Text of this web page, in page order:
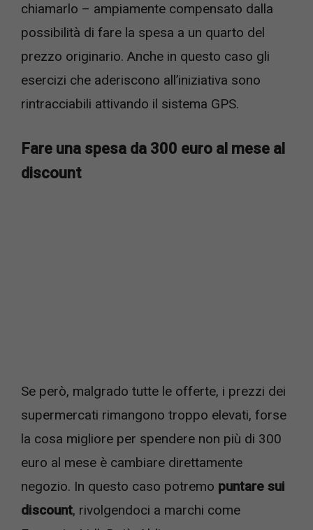
chiamarlo – ampiamente compensato dalla
possibilità di fare la spesa a un quarto del
prezzo originario. Anche in questo caso gli
esercizi che aderiscono all’iniziativa sono
rintracciabili attivando il sistema GPS.
Fare una spesa da 300 euro al mese al
discount
Se però, malgrado tutte le offerte, i prezzi dei
supermercati rimangono troppo elevati, forse
la cosa migliore per spendere non più di 300
euro al mese è cambiare direttamente
negozio. In questo caso potremo puntare sui
discount, rivolgendoci a marchi come